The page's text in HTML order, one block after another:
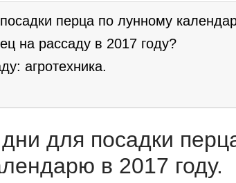
перца по лунному
на рассаду в 2017 году?
агротехника.
для посадки
в 2017 году.